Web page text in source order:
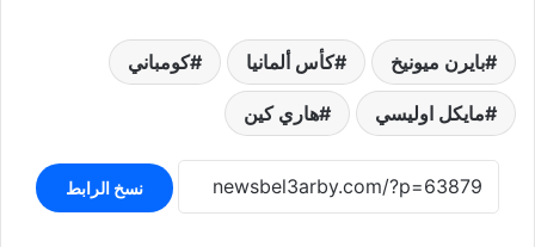
بايرن ميونيخ كأس ألمانيا كومباني
مايكل اوليسي هاري كين
نسخ الرابط